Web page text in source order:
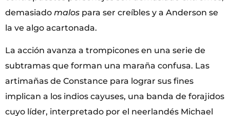
demasiado malos para ser creíbles y a Anderson se
la ve algo acartonada.
La acción avanza a trompicones en una serie de
subtramas que forman una maraña confusa. Las
artimañas de Constance para lograr sus fines
implican a los indios cayuses, una banda de forajidos
cuyo líder, interpretado por el neerlandés Michael